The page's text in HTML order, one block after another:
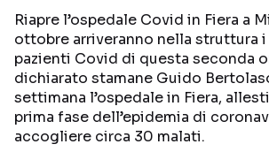
Riapre l’ospedale Covid in Fiera a
ottobre arriveranno nella struttura i
pazienti Covid di questa seconda
dichiarato stamane Guido
settimana l’ospedale in Fiera,
prima fase dell’epidemia di
accogliere circa 30 malati.